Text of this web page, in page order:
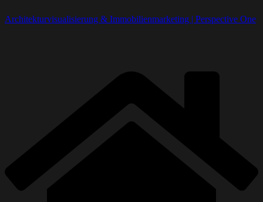
Architekturvisualisierung & Immobilienmarketing | Perspective One